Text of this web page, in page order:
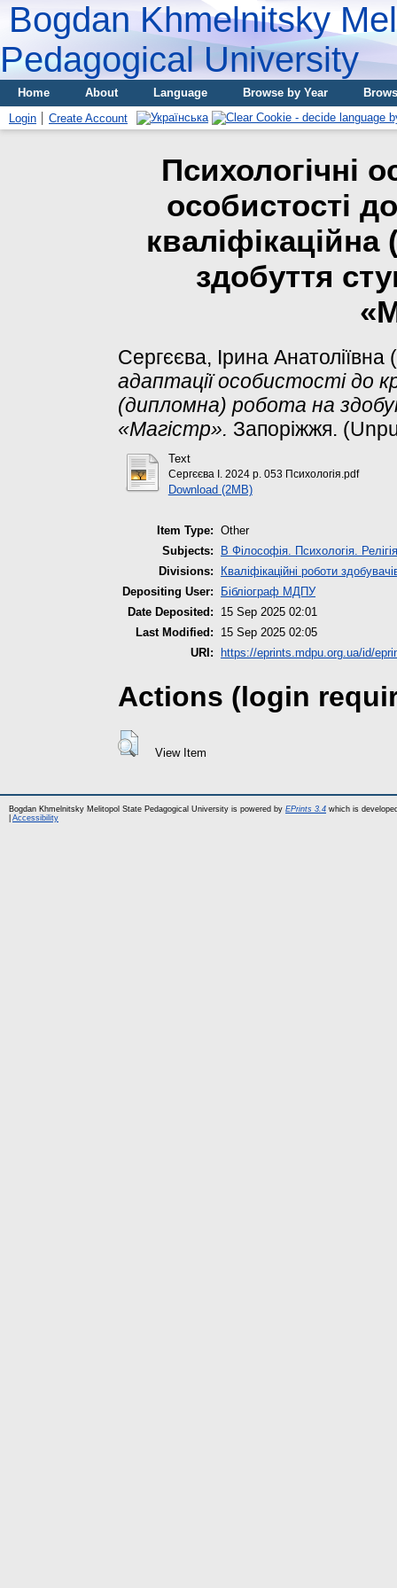
Bogdan Khmelnitsky
Pedagogical University
Home About Language Browse by Year
Login
Create Account
Психологічні
особистості
здобуття
Сергєєва, Ірина Анатоліївна
адаптації особистості до
(дипломна) робота на
«Магістр». Запоріжжя.
Text
Сергєєва І. 2024 р. 053 Психологія.pdf
Download (2MB)
Item Type: Other
Subjects:
B Філософія. Психологія. Релігія
Divisions:
Кваліфікаційні роботи
Depositing User:
Бібліограф МДПУ
Date Deposited:
15 Sep 2025 02:01
Last Modified:
15 Sep 2025 02:05
URI:
https://eprints.mdpu.org.ua/id/
Actions (login
View Item
Bogdan Khmelnitsky Melitopol State Pedagogical University is powered by EPrints 3.4 which is
Accessibility